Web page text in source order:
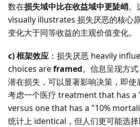
数在损失域中比在收益域中更陡峭。
visually illustrates 损失厌恶的核心
变化大于同等收益的主观价值变化。
c) 框架效应 ：损失厌恶 heavily
choices areframed。信息呈现方
潜在损失，可以显著影响决策，即使
考虑一个医疗 treatment that has a
versus one that has a "10%
统计上 identical，但人们更可能选择